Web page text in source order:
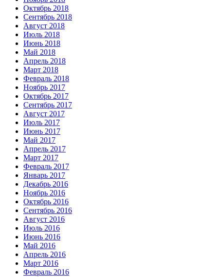
Октябрь 2018
Сентябрь 2018
Август 2018
Июль 2018
Июнь 2018
Май 2018
Апрель 2018
Март 2018
Февраль 2018
Ноябрь 2017
Октябрь 2017
Сентябрь 2017
Август 2017
Июль 2017
Июнь 2017
Май 2017
Апрель 2017
Март 2017
Февраль 2017
Январь 2017
Декабрь 2016
Ноябрь 2016
Октябрь 2016
Сентябрь 2016
Август 2016
Июль 2016
Июнь 2016
Май 2016
Апрель 2016
Март 2016
Февраль 2016